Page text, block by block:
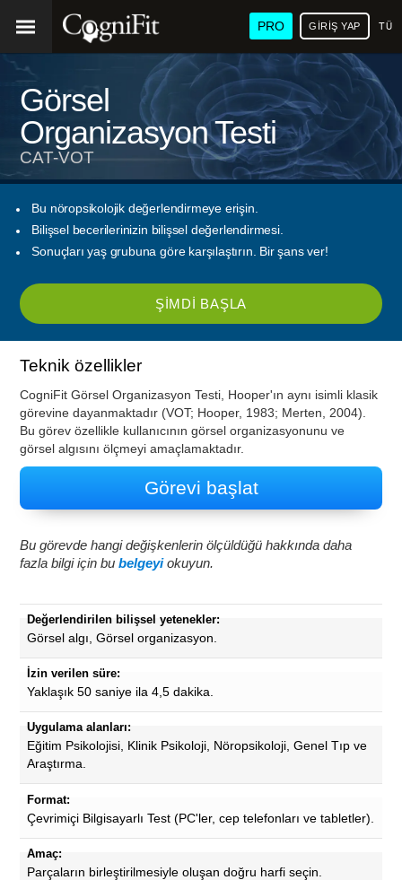
PRO GIRIŞ YAP
Görsel
Organizasyon Testi
CAT-VOT
Bu nöropsikolojik değerlendirmeye erişin.
Bilişsel becerilerinizin bilişsel değerlendirmesi.
Sonuçları yaş grubuna göre karşılaştırın. Bir şans ver!
ŞIMDI BAŞLA
Teknik özellikler
CogniFit Görsel Organizasyon Testi, Hooper'ın aynı isimli klasik
görevine dayanmaktadır (VOT; Hooper, 1983; Merten, 2004).
Bu görev özellikle kullanıcının görsel organizasyonunu ve
görsel algısını ölçmeyi amaçlamaktadır.
Görevi başlat
Bu görevde hangi değişkenlerin ölçüldüğü hakkında daha
fazla bilgi için bubelgeyiokuyun.
Değerlendirilen bilişsel yetenekler:
Görsel algı, Görsel organizasyon.
İzin verilen süre:
Yaklaşık 50 saniye ila 4,5 dakika.
Uygulama alanları:
Eğitim Psikolojisi, Klinik Psikoloji, Nöropsikoloji, Genel Tıp ve
Araştırma.
Format:
Çevrimiçi Bilgisayarlı Test (PC'ler, cep telefonları ve tabletler).
Amaç:
Parçaların birleştirilmesiyle oluşan doğru harfi seçin.